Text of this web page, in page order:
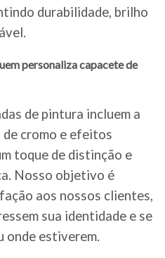
durabilidade, brilho
personaliza capacete de
de pintura incluem a
cromo e efeitos
toque de distinção e
Nosso objetivo é
aos nossos clientes,
sua identidade e se
onde estiverem.